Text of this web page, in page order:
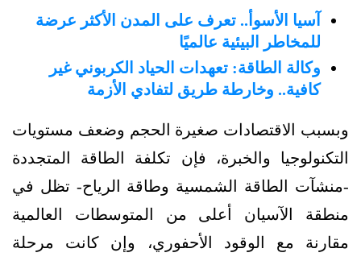
آسيا الأسوأ.. تعرف على المدن الأكثر عرضة
للمخاطر البيئية عالميًا
وكالة الطاقة: تعهدات الحياد الكربوني غير
كافية.. وخارطة طريق لتفادي الأزمة
وبسبب الاقتصادات صغيرة الحجم وضعف مستويات
التكنولوجيا والخبرة، فإن تكلفة الطاقة المتجددة
-منشآت الطاقة الشمسية وطاقة الرياح- تظل في
منطقة الآسيان أعلى من المتوسطات العالمية
مقارنة مع الوقود الأحفوري، وإن كانت مرحلة